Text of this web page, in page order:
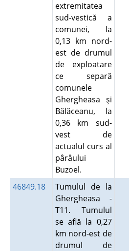
extremitatea
sud-vestică a
comunei, la
0,13 km nord-
est de drumul
de exploatare
ce separă
comunele
Ghergheasa şi
Bălăceanu, la
0,36 km sud-
vest de
actualul curs al
pârâului
Buzoel.
46849.18
Tumulul de la
Ghergheasa -
T11. Tumulul
se află la 0,27
km nord-est de
drumul de